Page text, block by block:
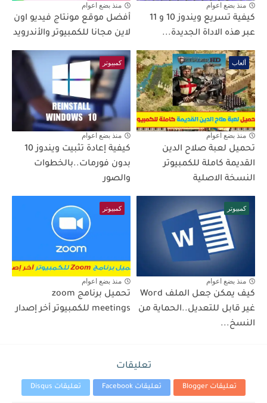
منذ بضع اعوام
كيفية تسريع ويندوز 10 و 11
عبر هذه الاداة الجديدة...
منذ بضع اعوام
أفضل موقع مونتاج فيديو اون
لاين مجانا للكمبيوتر والأندرويد
ألعاب
منذ بضع اعوام
تحميل لعبة صلاح الدين
القديمة كاملة للكمبيوتر
النسخة الاصلية
كمبيوتر
منذ بضع اعوام
كيفية إعادة تثبيت ويندوز 10
بدون فورمات..بالخطوات
والصور
كمبيوتر
منذ بضع اعوام
كيف يمكن جعل الملف Word
غير قابل للتعديل..الحماية من
النسخ...
كمبيوتر
منذ بضع اعوام
تحميل برنامج zoom
meetings للكمبيوتر أخر إصدار
تعليقات
تعليقات Blogger تعليقات Facebook تعليقات Disqus